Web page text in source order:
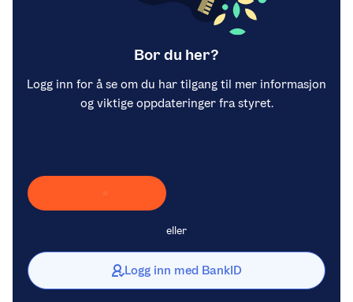
Bor du her?
Logg inn for å se om du har tilgang til mer informasjon
og viktige oppdateringer fra styret.
eller
Logg inn med BankID